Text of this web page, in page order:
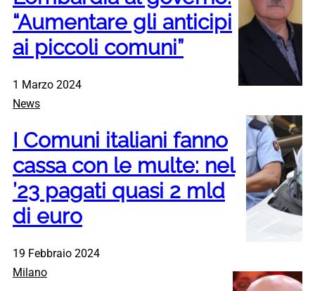
“Aumentare gli anticipi
ai piccoli comuni”
1 Marzo 2024
News
I Comuni italiani fanno
cassa con le multe: nel
’23 pagati quasi 2 mld
di euro
19 Febbraio 2024
Milano